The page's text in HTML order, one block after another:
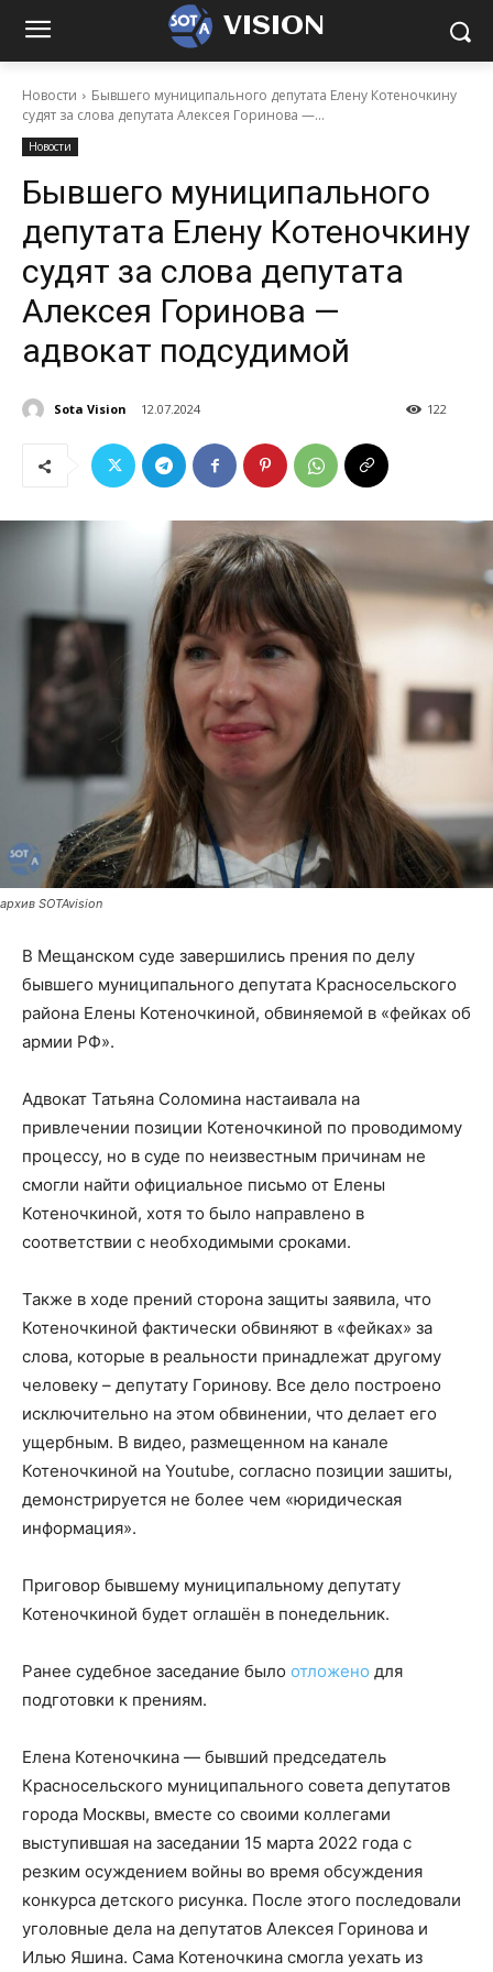
VISION
Новости
Бывшего муниципального депутата Елену Котеночкину
судят за слова депутата Алексея Горинова —...
Новости
Бывшего муниципального
депутата Елену Котеночкину
судят за слова депутата
Алексея Горинова —
адвокат подсудимой
Sota Vision 12.07.2024 122
архив SOTAvision
В Мещанском суде завершились прения по делу
бывшего муниципального депутата Красносельского
района Елены Котеночкиной, обвиняемой в «фейках об
армии РФ».
Адвокат Татьяна Соломина настаивала на
привлечении позиции Котеночкиной по проводимому
процессу, но в суде по неизвестным причинам не
смогли найти официальное письмо от Елены
Котеночкиной, хотя то было направлено в
соответствии с необходимыми сроками.
Также в ходе прений сторона защиты заявила, что
Котеночкиной фактически обвиняют в «фейках» за
слова, которые в реальности принадлежат другому
человеку – депутату Горинову. Все дело построено
исключительно на этом обвинении, что делает его
ущербным. В видео, размещенном на канале
Котеночкиной на Youtube, согласно позиции зашиты,
демонстрируется не более чем «юридическая
информация».
Приговор бывшему муниципальному депутату
Котеночкиной будет оглашён в понедельник.
Ранее судебное заседание было отложено для
подготовки к прениям.
Елена Котеночкина — бывший председатель
Красносельского муниципального совета депутатов
города Москвы, вместе со своими коллегами
выступившая на заседании 15 марта 2022 года с
резким осуждением войны во время обсуждения
конкурса детского рисунка. После этого последовали
уголовные дела на депутатов Алексея Горинова и
Илью Яшина. Сама Котеночкина смогла уехать из